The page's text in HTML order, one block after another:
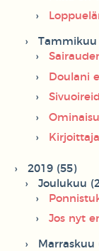
Tammikuu
Doulani
2019 (55)
Joulukuu
Jos nyt
Marraskuu